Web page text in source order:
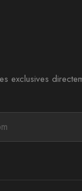
exclusives